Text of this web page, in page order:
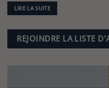
LIRE LA SUITE
REJOINDRE LA LISTE